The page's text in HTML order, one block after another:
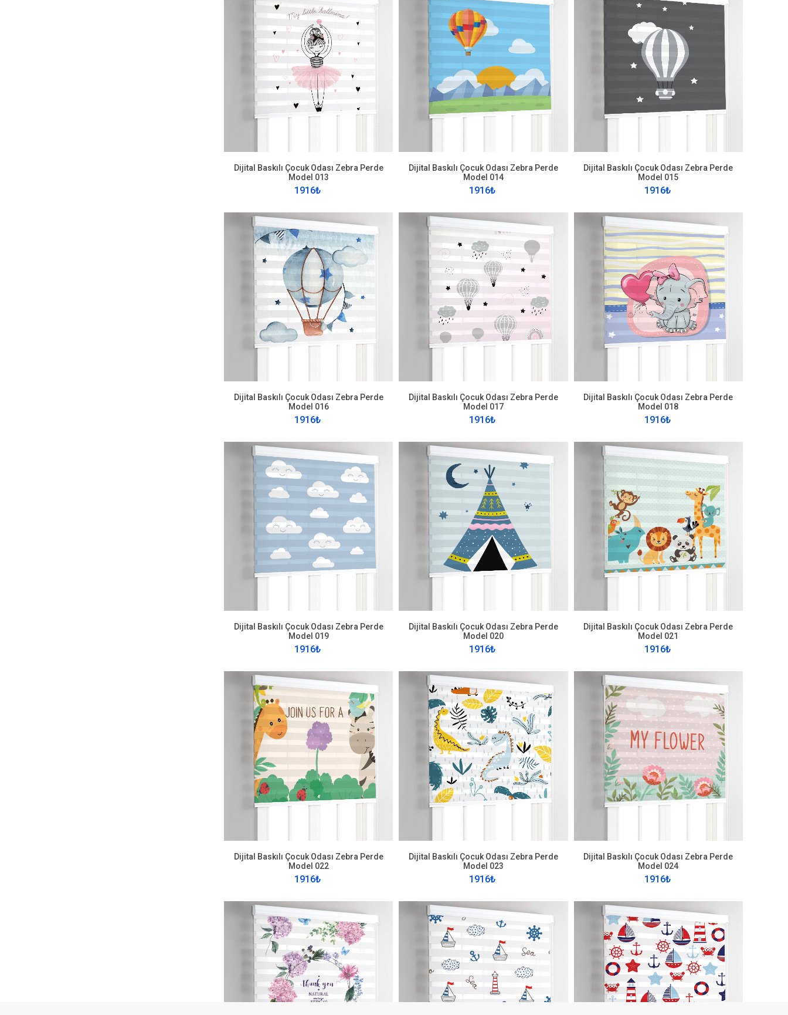
Dijital Baskılı Çocuk Odası Zebra Perde
Model 013
1916₺
Dijital Baskılı Çocuk Odası Zebra Perde
Model 014
1916₺
Dijital Baskılı Çocuk Odası Zebra Perde
Model 015
1916₺
Dijital Baskılı Çocuk Odası Zebra Perde
Model 016
1916₺
Dijital Baskılı Çocuk Odası Zebra Perde
Model 017
1916₺
Dijital Baskılı Çocuk Odası Zebra Perde
Model 018
1916₺
Dijital Baskılı Çocuk Odası Zebra Perde
Model 019
1916₺
Dijital Baskılı Çocuk Odası Zebra Perde
Model 020
1916₺
Dijital Baskılı Çocuk Odası Zebra Perde
Model 021
1916₺
Dijital Baskılı Çocuk Odası Zebra Perde
Model 022
1916₺
Dijital Baskılı Çocuk Odası Zebra Perde
Model 023
1916₺
Dijital Baskılı Çocuk Odası Zebra Perde
Model 024
1916₺
KATEGORILER İLETIŞIM
Fethiye Mah. Feride Sok. No:28
+90 552 437 91 13
destek@instababyrooms.com
BIZI TAKIP EDIN
Gizlilik Politikası Mesafeli Satış Sözleşmesi İade Şartları © 2021 instababyrooms.com
Swantro E-ticaret Sistemleriyle hazırlanmıştır.